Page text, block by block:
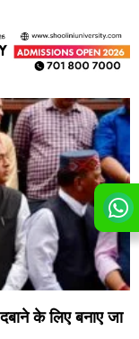
के लिए बनाए जा